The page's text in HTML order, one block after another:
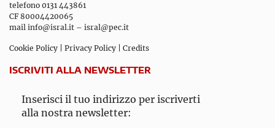
telefono 0131 443861
CF 80004420065
mail info@isral.it – isral@pec.it
Cookie Policy Privacy Policy Credits
ISCRIVITI ALLA NEWSLETTER
Inserisci il tuo indirizzo per iscriverti
alla nostra newsletter: